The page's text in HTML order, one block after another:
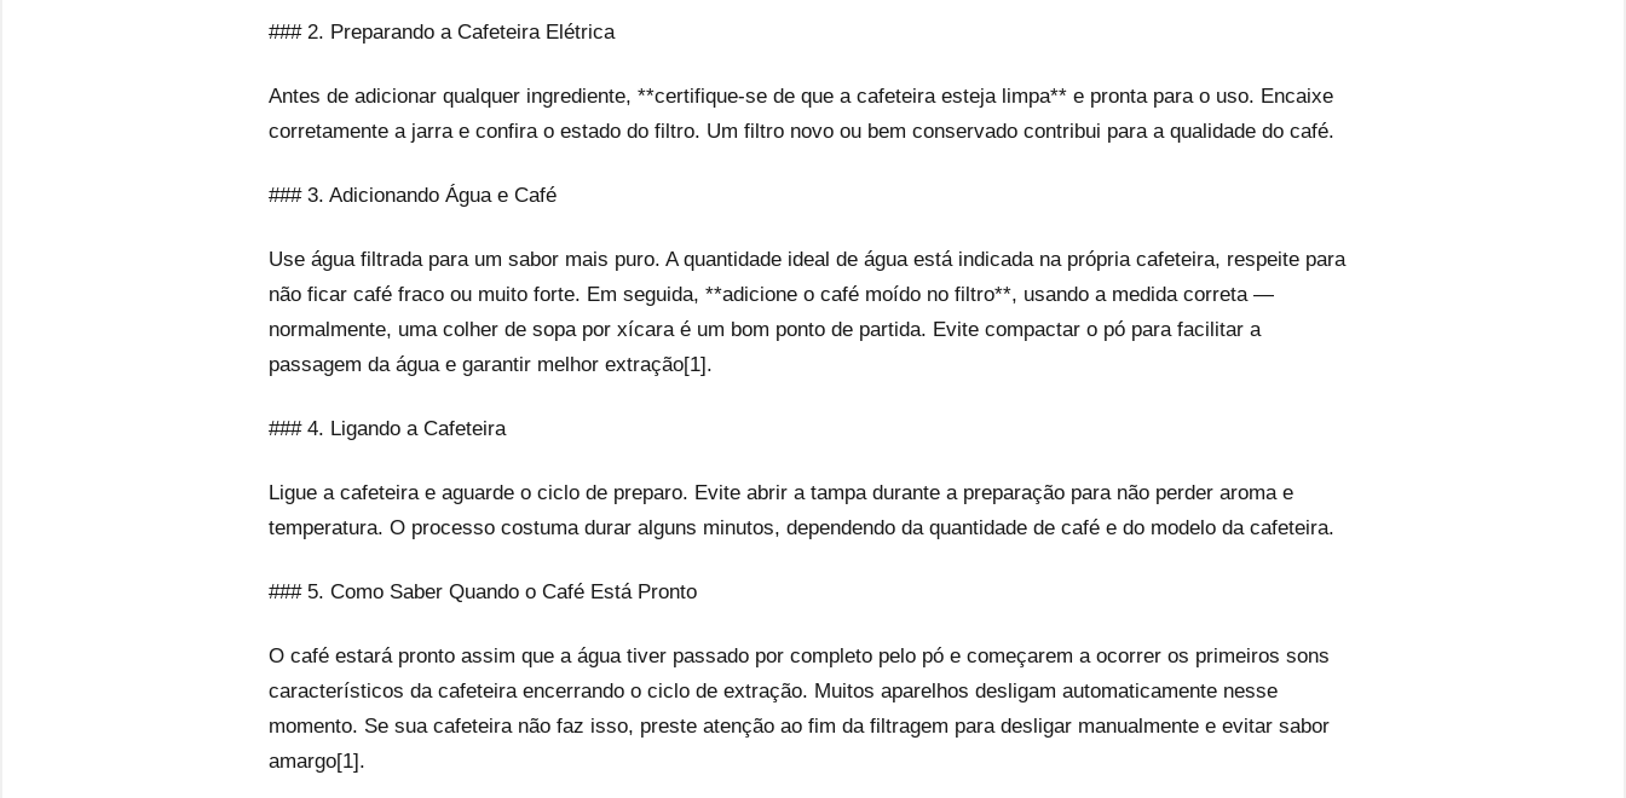
### 2. Preparando a Cafeteira Elétrica
Antes de adicionar qualquer ingrediente, **certifique-se de que a cafeteira esteja limpa** e pronta para o uso. Encaixe
corretamente a jarra e confira o estado do filtro. Um filtro novo ou bem conservado contribui para a qualidade do café.
### 3. Adicionando Água e Café
Use água filtrada para um sabor mais puro. A quantidade ideal de água está indicada na própria cafeteira, respeite para
não ficar café fraco ou muito forte. Em seguida, **adicione o café moído no filtro**, usando a medida correta —
normalmente, uma colher de sopa por xícara é um bom ponto de partida. Evite compactar o pó para facilitar a
passagem da água e garantir melhor extração[1].
### 4. Ligando a Cafeteira
Ligue a cafeteira e aguarde o ciclo de preparo. Evite abrir a tampa durante a preparação para não perder aroma e
temperatura. O processo costuma durar alguns minutos, dependendo da quantidade de café e do modelo da cafeteira.
### 5. Como Saber Quando o Café Está Pronto
O café estará pronto assim que a água tiver passado por completo pelo pó e começarem a ocorrer os primeiros sons
característicos da cafeteira encerrando o ciclo de extração. Muitos aparelhos desligam automaticamente nesse
momento. Se sua cafeteira não faz isso, preste atenção ao fim da filtragem para desligar manualmente e evitar sabor
amargo[1].